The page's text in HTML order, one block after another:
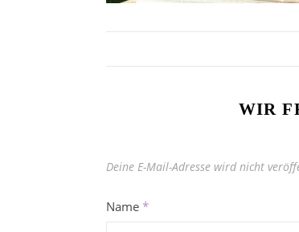
WIR
Deine E-Mail-Adresse wird nicht
Name *